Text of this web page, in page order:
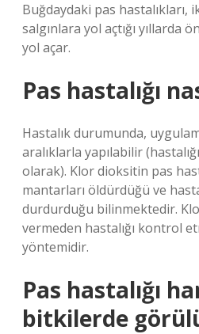
Buğdaydaki pas hastalıkları,
salgınlara yol açtığı yıllarda
yol açar.
Pas hastalığı
Hastalık durumunda,
aralıklarla yapılabilir
olarak). Klor dioksitin pas
mantarları öldürdüğü ve
durdurduğu bilinmektedir.
vermeden hastalığı kontrol
yöntemidir.
Pas hastalığı
bitkilerde